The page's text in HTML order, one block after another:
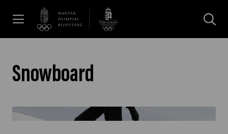
Snowboard
Könyöksérülést szenvedett Tóth Emma" />